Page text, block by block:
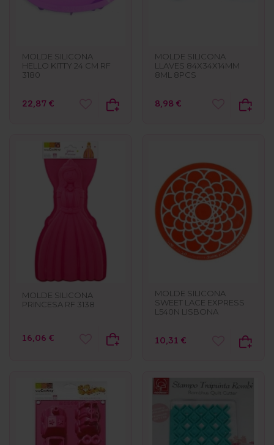
MOLDE SILICONA
HELLO KITTY 24 CM RF
3180
22,87 €
MOLDE SILICONA
LLAVES 84X34X14MM
8ML 8PCS
8,98 €
MOLDE SILICONA
PRINCESA RF 3138
16,06 €
MOLDE SILICONA
SWEET LACE EXPRESS
L540N LISBONA
10,31 €